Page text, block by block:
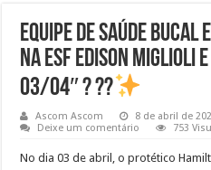
Equipe de Saúde
na ESF Edison Miglioli
03/04″ ? ??
Ascom Ascom 8 de abril de
Deixe um comentário
753
No dia 03 de abril, o protético